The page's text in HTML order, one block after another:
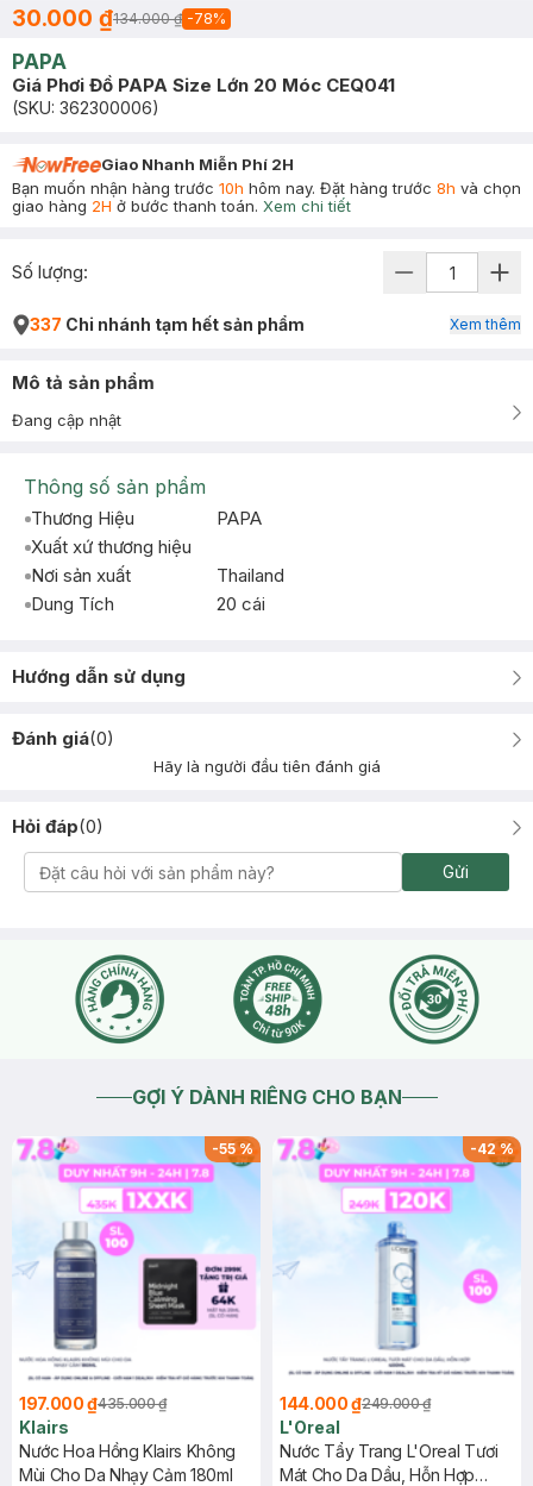
30.000 ₫134.000 ₫ -78%
PAPA
Giá Phơi Đồ PAPA Size Lớn 20 Móc CEQ041
(SKU: 362300006)
Giao Nhanh Miễn Phí 2H
Bạn muốn nhận hàng trước 10h hôm nay. Đặt hàng trước 8h và chọn
giao hàng 2H ở bước thanh toán. Xem chi tiết
Số lượng:
337 Chi nhánh tạm hết sản phẩm Xem thêm
Mô tả sản phẩm
Đang cập nhật
Thông số sản phẩm
Thương Hiệu
PAPA
Xuất xứ thương hiệu
Nơi sản xuất
Thailand
Dung Tích
20 cái
Hướng dẫn sử dụng
Đánh giá(0)
Hãy là người đầu tiên đánh giá
Hỏi đáp(0)
Gửi
GỢI Ý DÀNH RIÊNG CHO BẠN
-55%
197.000 ₫435.000 ₫
Klairs
Nước Hoa Hồng Klairs Không
Mùi Cho Da Nhạy Cảm 180ml
-42%
144.000 ₫249.000 ₫
L'Oreal
Nước Tẩy Trang L'Oreal Tươi
Mát Cho Da Dầu, Hỗn Hợp